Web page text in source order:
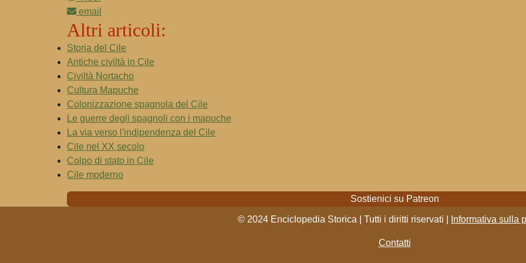
email
Altri articoli:
Storia del Cile
Antiche civiltà in Cile
Civiltà Nortacho
Cultura Mapuche
Colonizzazione spagnola del Cile
Le guerre degli spagnoli con i mapuche
La via verso l'indipendenza del Cile
Cile nel XX secolo
Colpo di stato in Cile
Cile moderno
Sostienici su Patreon
© 2024 Enciclopedia Storica | Tutti i diritti riservati | Informativa sulla
Contatti